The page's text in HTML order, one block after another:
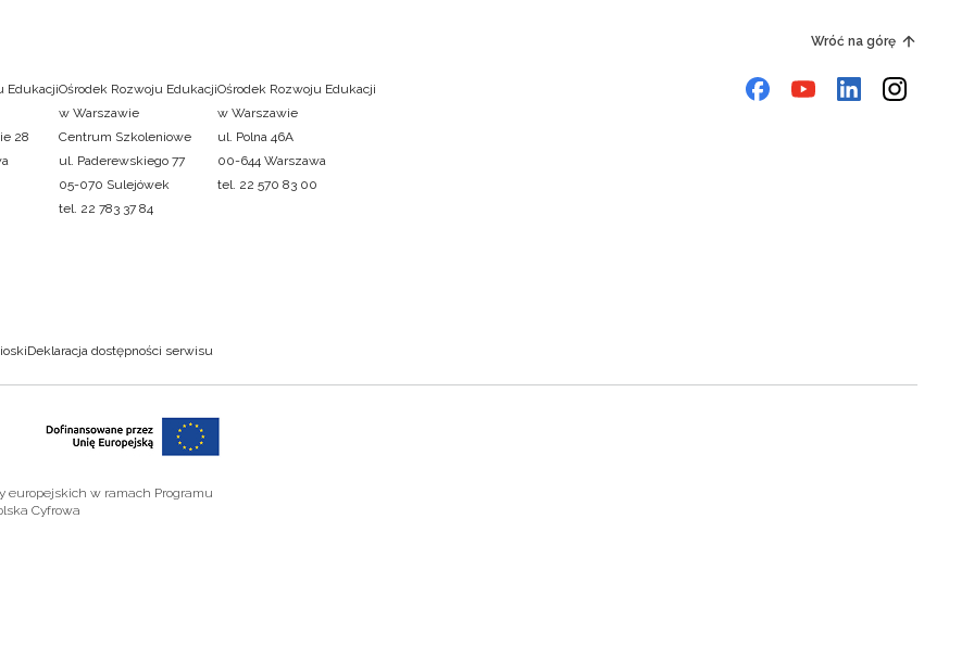
Wróć na górę
Edukacji
28
Ośrodek Rozwoju Edukacji
w Warszawie
Centrum Szkoleniowe
ul. Paderewskiego 77
05-070 Sulejówek
tel. 22 783 37 84
Ośrodek Rozwoju Edukacji
w Warszawie
ul. Polna 46A
00-644 Warszawa
tel. 22 570 83 00
Deklaracja dostępności serwisu
europejskich w ramach Programu
Cyfrowa